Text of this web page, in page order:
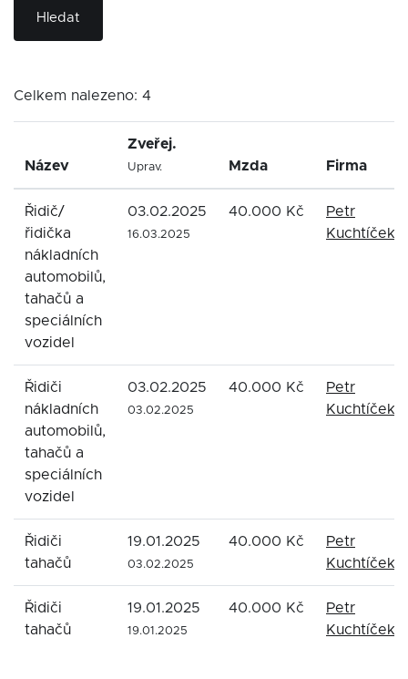
Hledat
Celkem nalezeno: 4
Název
Zveřej.
Uprav. Mzda Firma
Řidič/
řidička
nákladních
automobilů,
tahačů a
speciálních
vozidel
03.02.2025
16.03.2025
40.000 Kč
Petr
Kuchtíček
Řidiči
nákladních
automobilů,
tahačů a
speciálních
vozidel
03.02.2025
03.02.2025
40.000 Kč
Petr
Kuchtíček
Řidiči
tahačů
19.01.2025
03.02.2025
40.000 Kč
Petr
Kuchtíček
Řidiči
tahačů
19.01.2025
19.01.2025
40.000 Kč
Petr
Kuchtíček